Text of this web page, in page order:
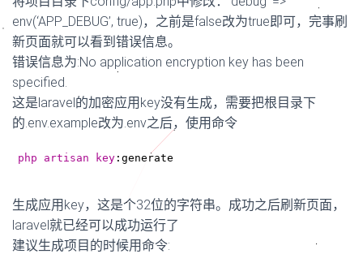
env(‘APP_DEBUG’, true)，之前是false改为true即可，完事刷
新页面就可以看到错误信息。
错误信息为:No application encryption key has been
specified.
这是laravel的加密应用key没有生成，需要把根目录下
的.env.example改为.env之后，使用命令
php artisan key:generate
生成应用key，这是个32位的字符串。成功之后刷新页面，
laravel就已经可以成功运行了
建议生成项目的时候用命令: